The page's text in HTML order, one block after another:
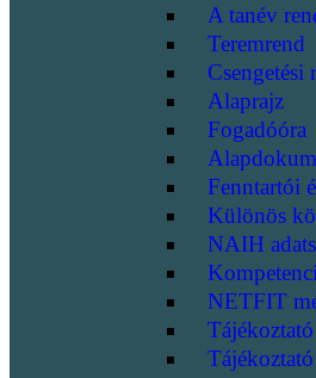
A tanév
Teremrend
Csengetési
Alaprajz
Fogadóóra
Fenntartói
Különös
NAIH
NETFIT